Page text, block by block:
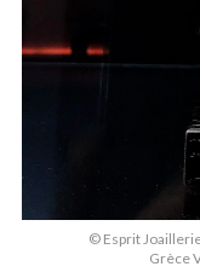
© Esprit
Grèce